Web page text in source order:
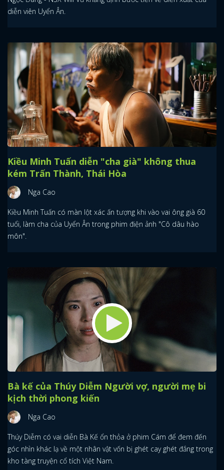
diễn viên Uyển Ân.
Kiều Minh Tuấn diễn "cha già" không thua
kém Trấn Thành, Thái Hòa
Nga Cao
Kiều Minh Tuấn có màn lột xác ấn tượng khi vào vai ông già 60
tuổi, làm cha của Uyển Ân trong phim điện ảnh "Cô dâu hào
môn".
Bà kế của Thúy Diễm Người vợ, người mẹ bi
kịch thời phong kiến
Nga Cao
Thúy Diễm có vai diễn Bà Kế ổn thỏa ở phim Cám để đem đến
góc nhìn khác lạ về một nhân vật vốn bị ghét cay ghét đắng trong
kho tàng truyện cổ tích Việt Nam.